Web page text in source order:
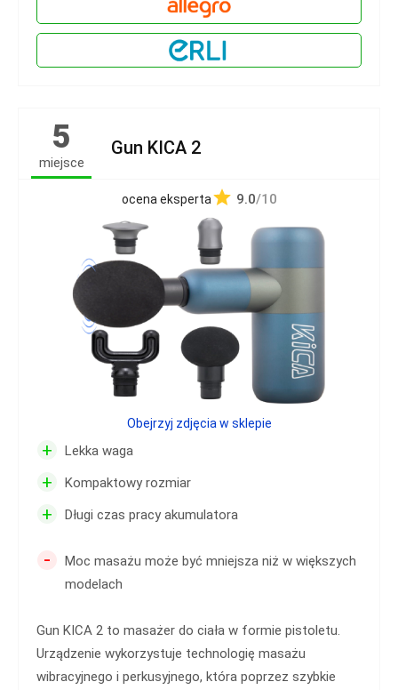
5
miejsce
Gun KICA 2
ocena eksperta 9.0/10
+ Lekka waga
+ Kompaktowy rozmiar
+ Długi czas pracy akumulatora
-
Moc masażu może być mniejsza niż w większych
modelach
Gun KICA 2 to masażer do ciała w formie pistoletu.
Urządzenie wykorzystuje technologię masażu
wibracyjnego i perkusyjnego, która poprzez szybkie
Obejrzyj zdjęcia w sklepie